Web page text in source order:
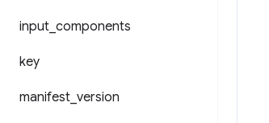
input components
key
manifest version